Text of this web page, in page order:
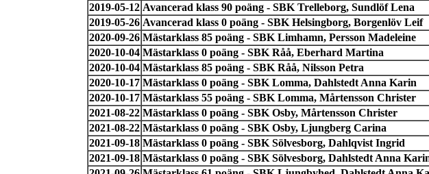
2019-05-12 Avancerad klass 90 poäng - SBK Trelleborg, Sundlöf Lena
2019-05-26 Avancerad klass 0 poäng - SBK Helsingborg, Borgenlöv Leif
2020-09-26 Mästarklass 85 poäng - SBK Limhamn, Persson Madeleine
2020-10-04 Mästarklass 0 poäng - SBK Råå, Eberhard Martina
2020-10-04 Mästarklass 85 poäng - SBK Råå, Nilsson Petra
2020-10-17 Mästarklass 0 poäng - SBK Lomma, Dahlstedt Anna Karin
2020-10-17 Mästarklass 55 poäng - SBK Lomma, Mårtensson Christer
2021-08-22 Mästarklass 0 poäng - SBK Osby, Mårtensson Christer
2021-08-22 Mästarklass 0 poäng - SBK Osby, Ljungberg Carina
2021-09-18 Mästarklass 0 poäng - SBK Sölvesborg, Dahlqvist Ingrid
2021-09-18 Mästarklass 0 poäng - SBK Sölvesborg, Dahlstedt Anna